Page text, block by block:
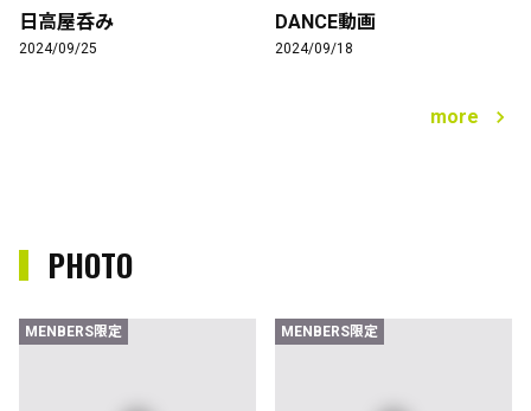
日高屋呑み
2024/09/25
DANCE動画
2024/09/18
more
PHOTO
MENBERS限定 MENBERS限定